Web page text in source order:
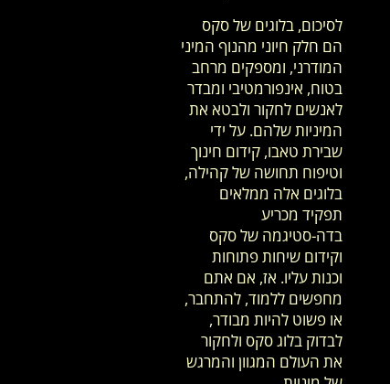
לסיכום, בלוגים של סקס
הם חלק חיוני מהנוף המיני
המודרני, ומספקים מרחב
בטוח, אינפורמטיבי ומבדר
לאנשים לחקור ולבטא את
המיניות שלהם. על ידי
שבירת טאבו, קידום חינוך
וטיפוח תחושה של קהילה,
בלוגים אלה ממלאים
תפקיד מכריע
בדה-סטיגמה של סקס
וקידום שיחות פתוחות
וכנות עליו. אז, אם אתם
מחפשים ללמוד, להתחבר,
או פשוט להיות מבודר,
לבדוק בלוג סקס ולחקור
את העולם המגוון והמרגש